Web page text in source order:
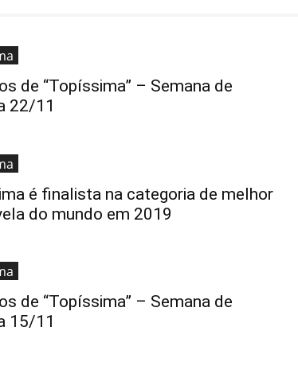
de “Topíssima” – Semana de
22/11
é finalista na categoria de melhor
do mundo em 2019
de “Topíssima” – Semana de
15/11